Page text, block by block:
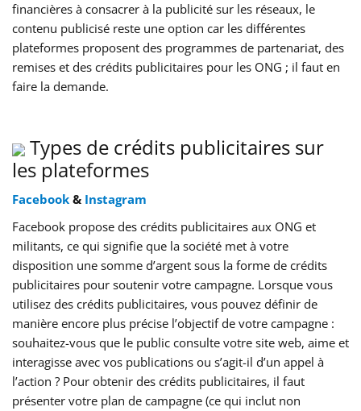
financières à consacrer à la publicité sur les réseaux, le
contenu publicisé reste une option car les différentes
plateformes proposent des programmes de partenariat, des
remises et des crédits publicitaires pour les ONG ; il faut en
faire la demande.
Types de crédits publicitaires sur
les plateformes
Facebook & Instagram
Facebook propose des crédits publicitaires aux ONG et
militants, ce qui signifie que la société met à votre
disposition une somme d’argent sous la forme de crédits
publicitaires pour soutenir votre campagne. Lorsque vous
utilisez des crédits publicitaires, vous pouvez définir de
manière encore plus précise l’objectif de votre campagne :
souhaitez-vous que le public consulte votre site web, aime et
interagisse avec vos publications ou s’agit-il d’un appel à
l’action ? Pour obtenir des crédits publicitaires, il faut
présenter votre plan de campagne (ce qui inclut non